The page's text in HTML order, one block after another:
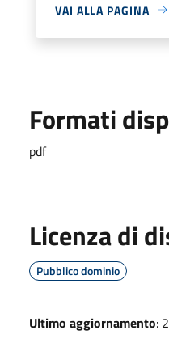
VAI ALLA PAGINA
Formati
pdf
Licenza di
Pubblico dominio
Ultimo aggiornamento: